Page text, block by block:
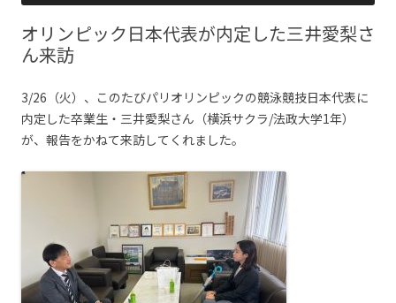
オリンピック日本代表が内定した三井愛梨さ
ん来訪
3/26（火）、このたびパリオリンピックの競泳競技日本代表に
内定した卒業生・三井愛梨さん（横浜サクラ/法政大学1年）
が、報告をかねて来訪してくれました。